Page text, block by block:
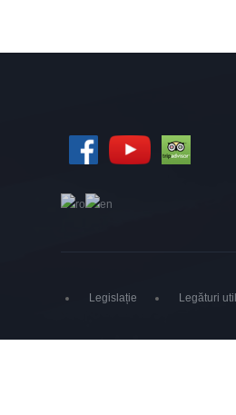
Legislație Legături